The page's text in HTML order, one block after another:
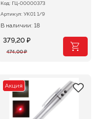
Код: ГЦ-00000373
Артикул:
УК01 1/9
В наличии: 18
474,00₽
Первоначальная
474,00 ₽.
379,20 ₽
Текущая
Акция